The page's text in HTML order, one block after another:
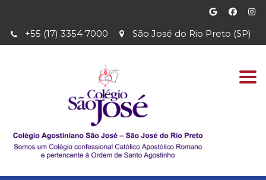
São José do Rio Preto (SP)
+55 (17) 3354 7000